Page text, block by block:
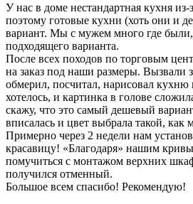
У нас в доме нестандартная кухня
поэтому готовые кухни (хоть они и
вариант. Мы с мужем много где
подходящего варианта.
После всех походов по торговым
на заказ под наши размеры. Вызвали
обмерил, посчитал, нарисовал кухню
хотелось, и картинка в голове
скажу, что это самый дешевый
вписалась и цвет выбрала такой, как
Примерно через 2 недели нам
красавицу! «Благодаря» нашим
помучиться с монтажом верхних
получился отменный.
Большое всем спасибо! Рекомендую!